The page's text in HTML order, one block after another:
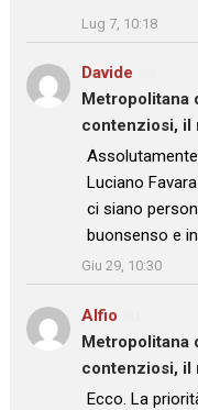
Lug 7, 10:18
Davide
Metropolitana
contenziosi, il
: “
Luciano
ci siano
buonsenso e
”
Giu 29, 10:30
Alfio
Metropolitana
contenziosi, il
: “
Ecco. La